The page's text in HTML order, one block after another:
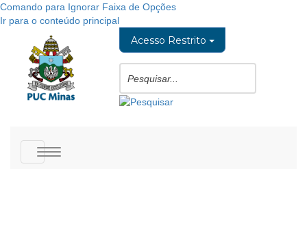
Comando para Ignorar Faixa de Opções
Ir para o conteúdo principal
Acesso Restrito
Toggle
navigation